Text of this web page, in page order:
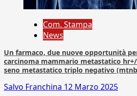
Com. Stampa
News
Un farmaco, due nuove opportunità
carcinoma mammario metastatico
seno metastatico triplo negativo
Salvo Franchina 12 Marzo 2025